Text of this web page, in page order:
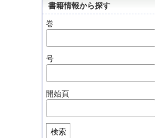
書籍情報から探す
巻
号
開始頁
検索